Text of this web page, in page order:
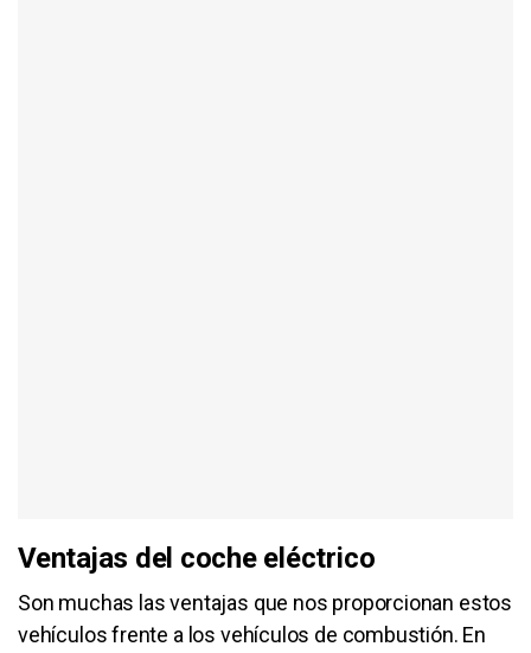
Ventajas del coche eléctrico
Son muchas las ventajas que nos proporcionan estos
vehículos frente a los vehículos de combustión. En